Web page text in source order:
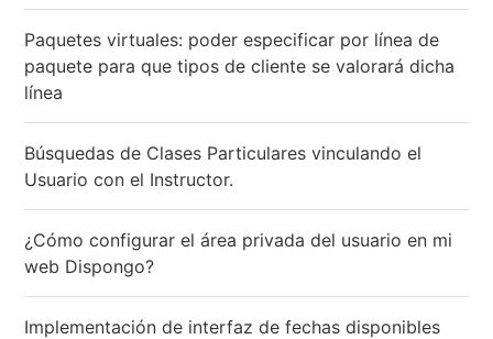
Paquetes virtuales: poder especificar por línea de
paquete para que tipos de cliente se valorará dicha
línea
Búsquedas de Clases Particulares vinculando el
Usuario con el Instructor.
¿Cómo configurar el área privada del usuario en mi
web Dispongo?
Implementación de interfaz de fechas disponibles